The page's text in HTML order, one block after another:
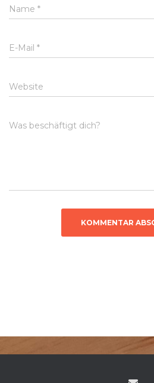
Name *
E-Mail *
Website
Was beschäftigt dich?